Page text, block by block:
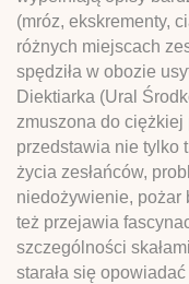
(mróz, ekskrementy,
różnych miejscach
spędziła w obozie
Diektiarka (Ural
zmuszona do
przedstawia nie tylko
życia zesłańców,
niedożywienie, pożar
też przejawia
szczególności
starała się